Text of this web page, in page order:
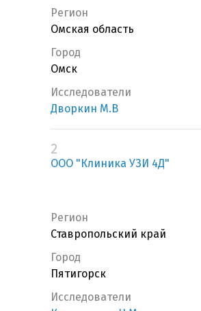
Регион
Омская область
Город
Омск
Исследователи
Дворкин М.В
2
ООО "Клиника УЗИ 4Д"
Регион
Ставропольский край
Город
Пятигорск
Исследователи